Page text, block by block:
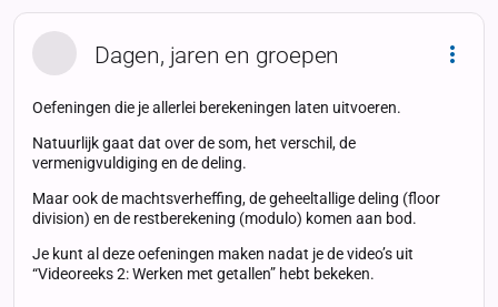
Dagen, jaren en groepen
Oefeningen die je allerlei berekeningen laten uitvoeren.
Natuurlijk gaat dat over de som, het verschil, de
vermenigvuldiging en de deling.
Maar ook de machtsverheffing, de geheeltallige deling (floor
division) en de restberekening (modulo) komen aan bod.
Je kunt al deze oefeningen maken nadat je de video’s uit
“Videoreeks 2: Werken met getallen” hebt bekeken.